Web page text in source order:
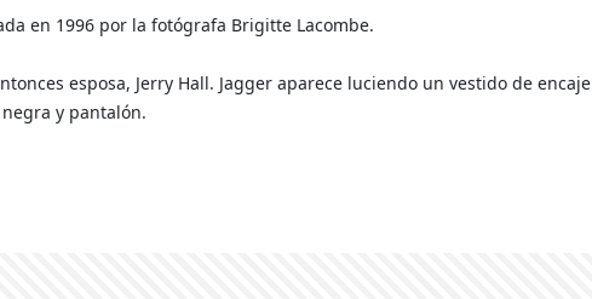
en 1996 por la fotógrafa Brigitte Lacombe.
esposa, Jerry Hall. Jagger aparece luciendo un vestido de encaje
y pantalón.